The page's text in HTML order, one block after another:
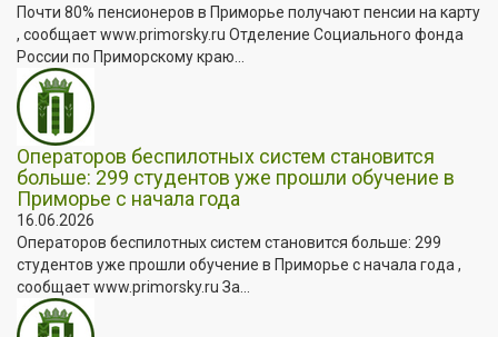
Почти 80% пенсионеров в Приморье получают пенсии на карту
, сообщает www.primorsky.ru Отделение Социального фонда
России по Приморскому краю...
Операторов беспилотных систем становится
больше: 299 студентов уже прошли обучение в
Приморье с начала года
16.06.2026
Операторов беспилотных систем становится больше: 299
студентов уже прошли обучение в Приморье с начала года ,
сообщает www.primorsky.ru За...